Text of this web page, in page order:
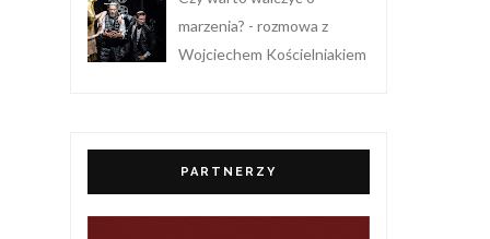
marzenia? - rozmowa z
Wojciechem Kościelniakiem
PARTNERZY